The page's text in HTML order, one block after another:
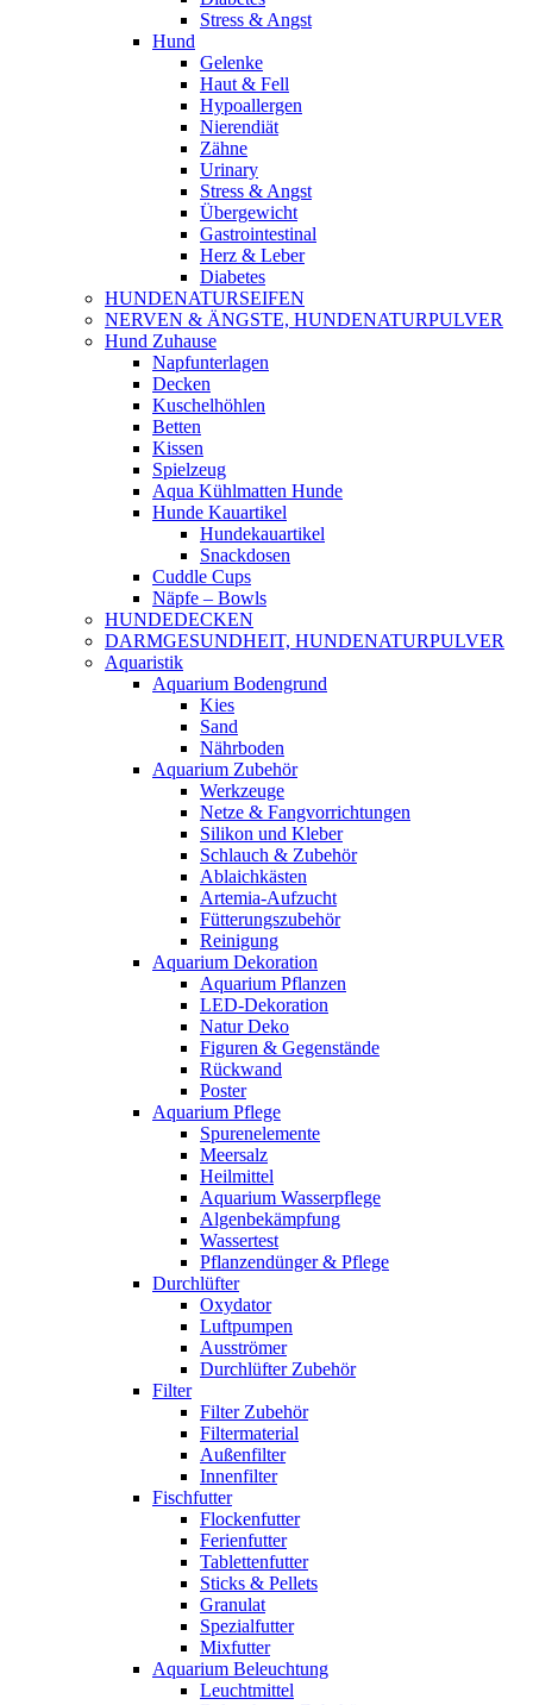
Stress & Angst
Hund
Gelenke
Haut & Fell
Hypoallergen
Nierendiät
Zähne
Urinary
Stress & Angst
Übergewicht
Gastrointestinal
Herz & Leber
Diabetes
HUNDENATURSEIFEN
NERVEN & ÄNGSTE, HUNDENATURPULVER
Hund Zuhause
Napfunterlagen
Decken
Kuschelhöhlen
Betten
Kissen
Spielzeug
Aqua Kühlmatten Hunde
Hunde Kauartikel
Hundekauartikel
Snackdosen
Cuddle Cups
Näpfe – Bowls
HUNDEDECKEN
DARMGESUNDHEIT, HUNDENATURPULVER
Aquaristik
Aquarium Bodengrund
Kies
Sand
Nährboden
Aquarium Zubehör
Werkzeuge
Netze & Fangvorrichtungen
Silikon und Kleber
Schlauch & Zubehör
Ablaichkästen
Artemia-Aufzucht
Fütterungszubehör
Reinigung
Aquarium Dekoration
Aquarium Pflanzen
LED-Dekoration
Natur Deko
Figuren & Gegenstände
Rückwand
Poster
Aquarium Pflege
Spurenelemente
Meersalz
Heilmittel
Aquarium Wasserpflege
Algenbekämpfung
Wassertest
Pflanzendünger & Pflege
Durchlüfter
Oxydator
Luftpumpen
Ausströmer
Durchlüfter Zubehör
Filter
Filter Zubehör
Filtermaterial
Außenfilter
Innenfilter
Fischfutter
Flockenfutter
Ferienfutter
Tablettenfutter
Sticks & Pellets
Granulat
Spezialfutter
Mixfutter
Aquarium Beleuchtung
Leuchtmittel